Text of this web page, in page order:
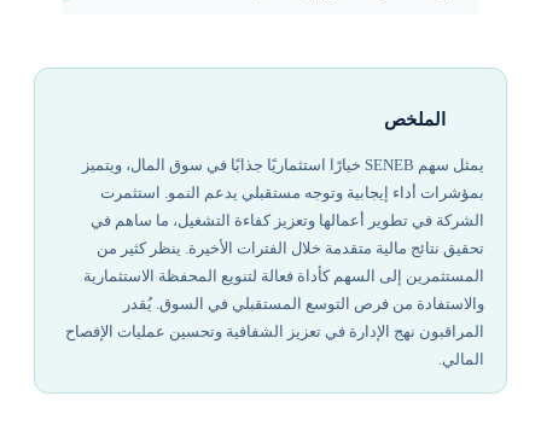
الملخص
يمثل سهم SENEB خيارًا استثماريًا جذابًا في سوق المال، ويتميز
بمؤشرات أداء إيجابية وتوجه مستقبلي يدعم النمو. استثمرت
الشركة في تطوير أعمالها وتعزيز كفاءة التشغيل، ما ساهم في
تحقيق نتائج مالية متقدمة خلال الفترات الأخيرة. ينظر كثير من
المستثمرين إلى السهم كأداة فعالة لتنويع المحفظة الاستثمارية
والاستفادة من فرص التوسع المستقبلي في السوق. يُقدر
المراقبون نهج الإدارة في تعزيز الشفافية وتحسين عمليات الإفصاح
المالي.